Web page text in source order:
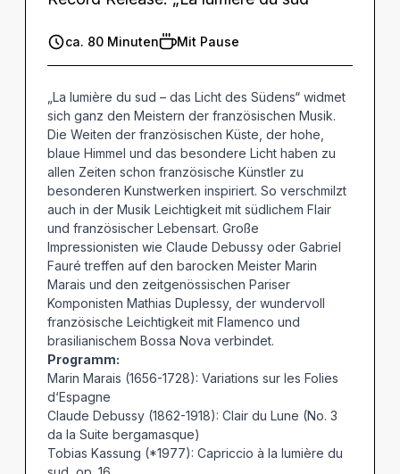
ca. 80 Minuten Mit Pause
„La lumière du sud – das Licht des Südens“ widmet
sich ganz den Meistern der französischen Musik.
Die Weiten der französischen Küste, der hohe,
blaue Himmel und das besondere Licht haben zu
allen Zeiten schon französische Künstler zu
besonderen Kunstwerken inspiriert. So verschmilzt
auch in der Musik Leichtigkeit mit südlichem Flair
und französischer Lebensart. Große
Impressionisten wie Claude Debussy oder Gabriel
Fauré treffen auf den barocken Meister Marin
Marais und den zeitgenössischen Pariser
Komponisten Mathias Duplessy, der wundervoll
französische Leichtigkeit mit Flamenco und
brasilianischem Bossa Nova verbindet.
Programm:
Marin Marais (1656-1728): Variations sur les Folies
d‘Espagne
Claude Debussy (1862-1918): Clair du Lune (No. 3
da la Suite bergamasque)
Tobias Kassung (*1977): Capriccio à la lumière du